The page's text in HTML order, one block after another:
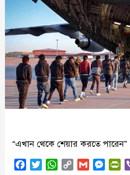
“এখান থেকে শেয়ার করতে পারেন”
FacebookTwitterWhatsApp
Copy
Gmail